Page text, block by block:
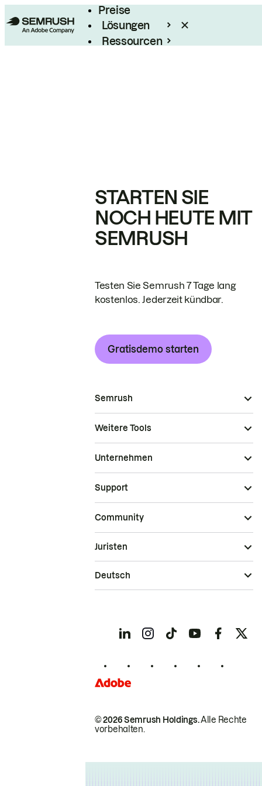
Preise
Lösungen
Ressourcen
STARTEN SIE
NOCH HEUTE MIT
SEMRUSH
Testen Sie Semrush 7 Tage lang
kostenlos. Jederzeit kündbar.
Gratisdemo starten
Semrush
Weitere Tools
Unternehmen
Support
Community
© 2026 Semrush Holdings.Alle Rechte
vorbehalten.
Juristen
Deutsch